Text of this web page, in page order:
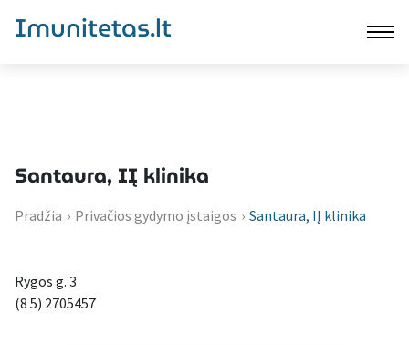
Imunitetas.lt
Santaura, IĮ klinika
Pradžia › Privačios gydymo įstaigos › Santaura, IĮ klinika
Rygos g. 3
(8 5) 2705457